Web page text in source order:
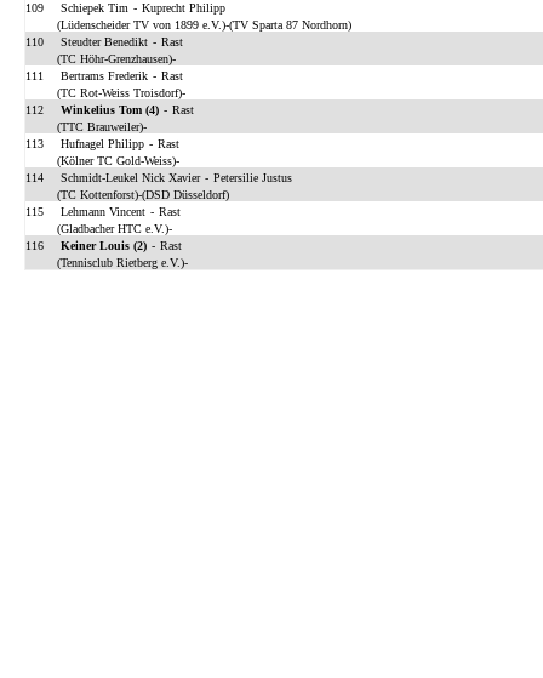
109
Schiepek Tim - Kuprecht Philipp
(Lüdenscheider TV von 1899 e.V.)-(TV Sparta 87 Nordhorn)
110
Steudter Benedikt - Rast
(TC Höhr-Grenzhausen)-
111
Bertrams Frederik - Rast
(TC Rot-Weiss Troisdorf)-
112
Winkelius Tom (4) - Rast
(TTC Brauweiler)-
113
Hufnagel Philipp - Rast
(Kölner TC Gold-Weiss)-
114
Schmidt-Leukel Nick Xavier - Petersilie Justus
(TC Kottenforst)-(DSD Düsseldorf)
115
Lehmann Vincent - Rast
(Gladbacher HTC e.V.)-
116
Keiner Louis (2) - Rast
(Tennisclub Rietberg e.V.)-